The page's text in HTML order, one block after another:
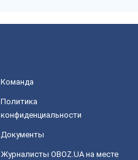
Команда
Политика
конфиденциальности
Документы
Журналисты OBOZ.UA на месте